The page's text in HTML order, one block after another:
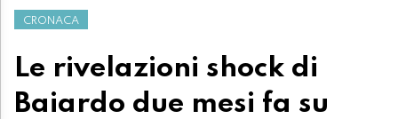
CRONACA
Le rivelazioni shock di
Baiardo due mesi fa su